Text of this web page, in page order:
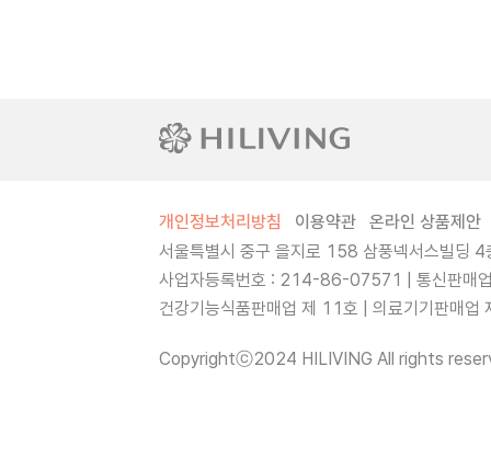
개인정보처리방침 이용약관
온라인 상품제안
서울특별시 중구 을지로 158 삼풍넥서스빌딩
사업자등록번호 : 214-86-07571 | 통신판매
건강기능식품판매업 제 11호 | 의료기기판매
Copyrightⓒ2024 HILIVING All rights